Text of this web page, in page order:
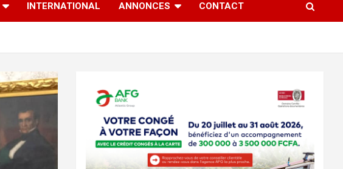
INTERNATIONAL ANNONCES CONTACT